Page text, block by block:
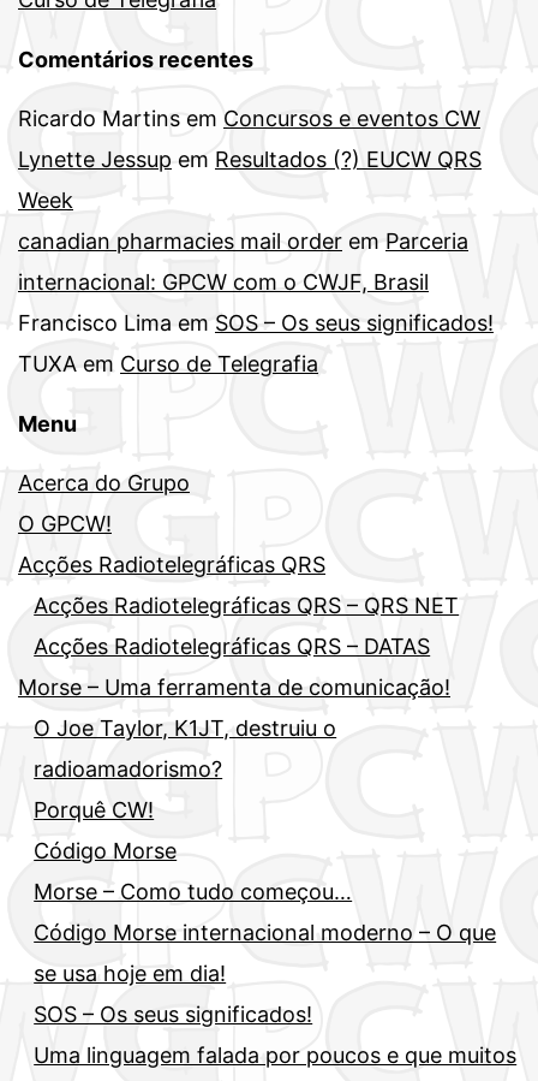
Comentários recentes
Ricardo Martins em Concursos e eventos CW
Lynette Jessup em Resultados (?) EUCW QRS
Week
canadian pharmacies mail order em Parceria
internacional: GPCW com o CWJF, Brasil
Francisco Lima em SOS – Os seus significados!
TUXA em Curso de Telegrafia
Menu
Acerca do Grupo
O GPCW!
Acções Radiotelegráficas QRS
Acções Radiotelegráficas QRS – QRS NET
Acções Radiotelegráficas QRS – DATAS
Morse – Uma ferramenta de comunicação!
O Joe Taylor, K1JT, destruiu o
radioamadorismo?
Porquê CW!
Código Morse
Morse – Como tudo começou…
Código Morse internacional moderno – O que
se usa hoje em dia!
SOS – Os seus significados!
Uma linguagem falada por poucos e que muitos